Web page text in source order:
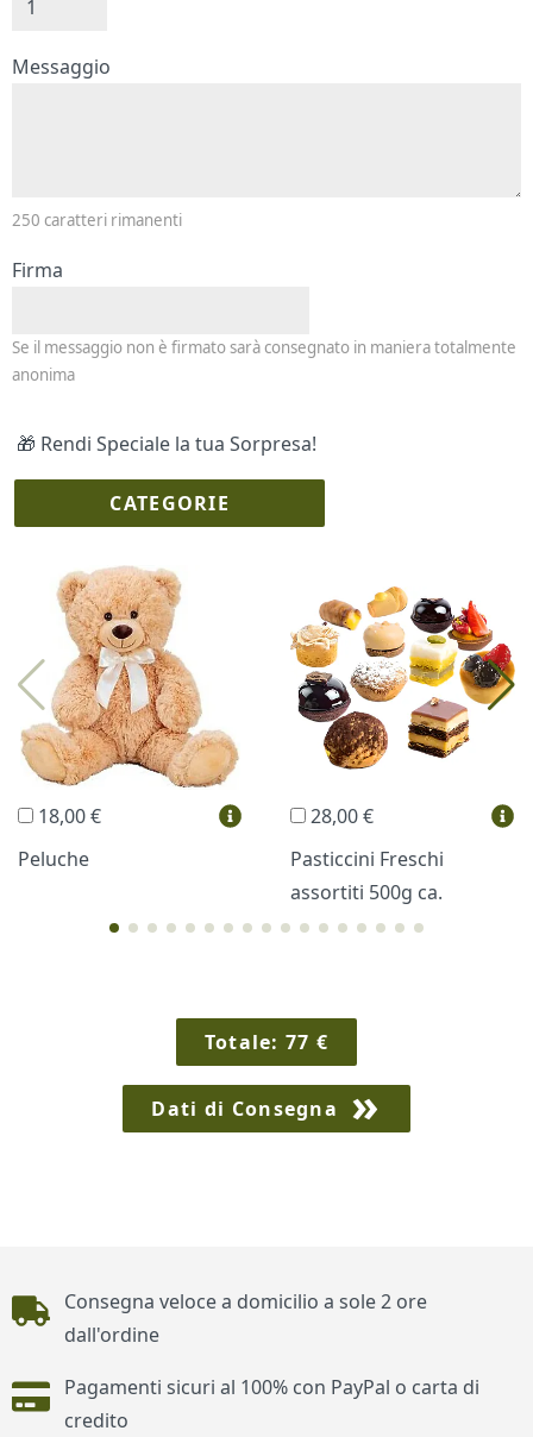
Messaggio e firma
Messaggio
250 caratteri rimanenti
Firma
Se il messaggio non è firmato sarà consegnato in maniera totalmente
anonima
🎁 Rendi Speciale la tua Sorpresa!
CATEGORIE
I più scelti
Profumi Collane Lussoni®
Trudi® THUN®
Regali Personalizzati
18,00 €
Peluche
28,00 €
Pasticcini Freschi
assortiti 500g ca.
Totale:77 €
Dati di Consegna
Piè di pagina
Consegna veloce a domicilio a sole 2 ore
dall'ordine
Pagamenti sicuri al 100% con PayPal o carta di
credito